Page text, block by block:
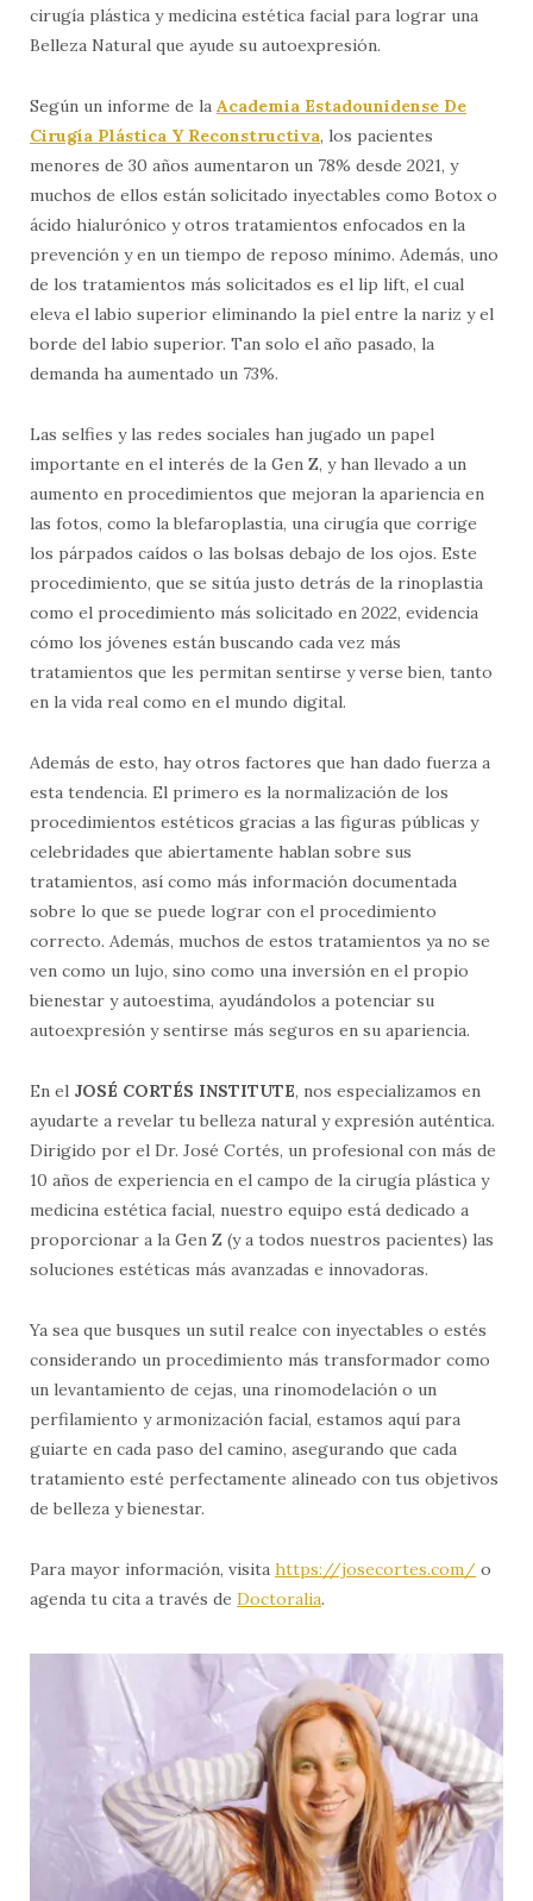
cirugía plástica y medicina estética facial para lograr una
Belleza Natural que ayude su autoexpresión.
Según un informe de la Academia Estadounidense De
Cirugía Plástica Y Reconstructiva, los pacientes
menores de 30 años aumentaron un 78% desde 2021, y
muchos de ellos están solicitado inyectables como Botox o
ácido hialurónico y otros tratamientos enfocados en la
prevención y en un tiempo de reposo mínimo. Además, uno
de los tratamientos más solicitados es el lip lift, el cual
eleva el labio superior eliminando la piel entre la nariz y el
borde del labio superior. Tan solo el año pasado, la
demanda ha aumentado un 73%.
Las selfies y las redes sociales han jugado un papel
importante en el interés de la Gen Z, y han llevado a un
aumento en procedimientos que mejoran la apariencia en
las fotos, como la blefaroplastia, una cirugía que corrige
los párpados caídos o las bolsas debajo de los ojos. Este
procedimiento, que se sitúa justo detrás de la rinoplastia
como el procedimiento más solicitado en 2022, evidencia
cómo los jóvenes están buscando cada vez más
tratamientos que les permitan sentirse y verse bien, tanto
en la vida real como en el mundo digital.
Además de esto, hay otros factores que han dado fuerza a
esta tendencia. El primero es la normalización de los
procedimientos estéticos gracias a las figuras públicas y
celebridades que abiertamente hablan sobre sus
tratamientos, así como más información documentada
sobre lo que se puede lograr con el procedimiento
correcto. Además, muchos de estos tratamientos ya no se
ven como un lujo, sino como una inversión en el propio
bienestar y autoestima, ayudándolos a potenciar su
autoexpresión y sentirse más seguros en su apariencia.
En el JOSÉ CORTÉS INSTITUTE, nos especializamos en
ayudarte a revelar tu belleza natural y expresión auténtica.
Dirigido por el Dr. José Cortés, un profesional con más de
10 años de experiencia en el campo de la cirugía plástica y
medicina estética facial, nuestro equipo está dedicado a
proporcionar a la Gen Z (y a todos nuestros pacientes) las
soluciones estéticas más avanzadas e innovadoras.
Ya sea que busques un sutil realce con inyectables o estés
considerando un procedimiento más transformador como
un levantamiento de cejas, una rinomodelación o un
perfilamiento y armonización facial, estamos aquí para
guiarte en cada paso del camino, asegurando que cada
tratamiento esté perfectamente alineado con tus objetivos
de belleza y bienestar.
Para mayor información, visita https://josecortes.com/ o
agenda tu cita a través de Doctoralia.